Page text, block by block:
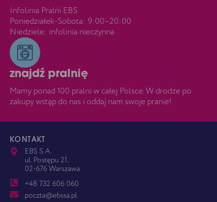
Infolinia Pralni EBS
Poniedziałek-Sobota: 9:00–20:00
Niedziele: infolinia nieczynna
znajdź pralnię
Mamy ponad 100 pralni w całej Polsce. W drodze po
zakupy wstąp do nas i oddaj nam swoje pranie!
KONTAKT
EBS S.A.
ul. Postępu 21,
02-676 Warszawa
+48 732 606 060
poczta@ebssa.pl